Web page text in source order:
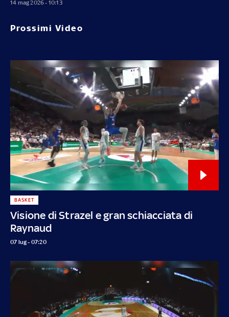
14 mag 2026 - 10:13
Prossimi Video
Visione di Strazel e gran schiacciata di
Raynaud
BASKET
07 lug - 07:20